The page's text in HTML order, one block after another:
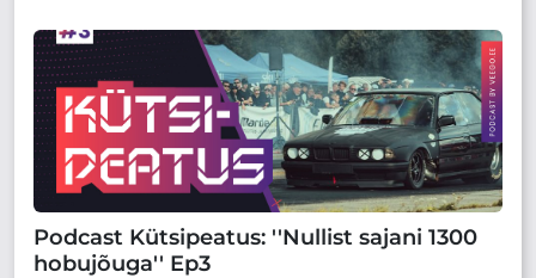
Podcast Kütsipeatus: ''Nullist sajani 1300
hobujõuga'' Ep3